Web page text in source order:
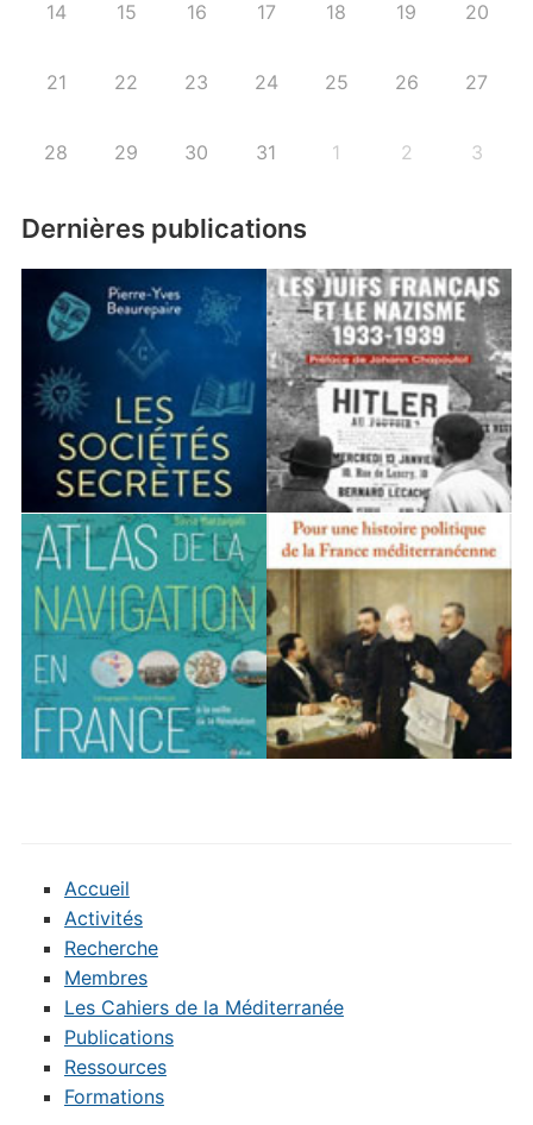
14 15 16 17 18 19 20
21 22 23 24 25 26 27
28 29 30 31 1 2 3
Dernières publications
Accueil
Activités
Recherche
Membres
Les Cahiers de la Méditerranée
Publications
Ressources
Formations